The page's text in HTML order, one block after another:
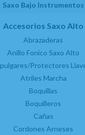
Saxo Bajo Instrumentos
Accesorios Saxo Alto
Abrazaderas
Anillo Fonico Saxo Alto
Protectores
Atriles Marcha
Boquillas
Boquilleros
Cañas
Cordones Arneses